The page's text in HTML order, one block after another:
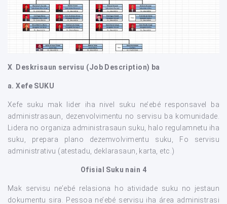
X Deskrisaun servisu (Job Description) ba
a. Xefe SUKU
Xefe suku mak lider iha nivel suku ne’ebé responsavel ba
administrasaun, dezenvolvimentu no servisu ba komunidade.
Lidera no organiza administrasaun suku, halo regulamnetu iha
suku, prepara plano dezemvolvimentu suku, Fo servisu
administrativu (atestadu, deklarasaun, karta, etc.)
Ofisial Suku nain 4
Mak servisu ne’ebé relasiona ho atividade suku no jestaun
dokumentu sira. Pessoa ne’ebé servisu iha área administrasi